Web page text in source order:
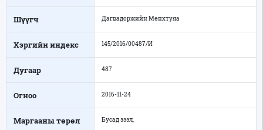
Шүүгч Дагвадоржийн Мөнхтуяа
Хэргийн индекс 145/2016/00487/И
Дугаар 487
Огноо 2016-11-24
Маргааны төрөл Бусад зээл,